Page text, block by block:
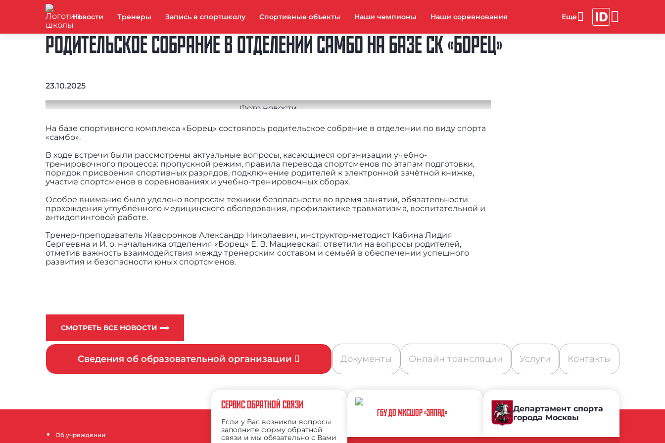
Новости Тренеры Запись в спортшколу Спортивные объекты Наши чемпионы Наши соревнования
РОДИТЕЛЬСКОЕ СОБРАНИЕ В ОТДЕЛЕНИИ САМБО НА БАЗЕ СК «БОРЕЦ»
23.10.2025
На базе спортивного комплекса «Борец» состоялось родительское собрание в отделении по виду спорта
«самбо».
В ходе встречи были рассмотрены актуальные вопросы, касающиеся организации учебно-
тренировочного процесса: пропускной режим, правила перевода спортсменов по этапам подготовки,
порядок присвоения спортивных разрядов, подключение родителей к электронной зачётной книжке,
участие спортсменов в соревнованиях и учебно-тренировочных сборах.
Особое внимание было уделено вопросам техники безопасности во время занятий, обязательности
прохождения углублённого медицинского обследования, профилактике травматизма, воспитательной и
антидопинговой работе.
Тренер-преподаватель Жаворонков Александр Николаевич, инструктор-методист Кабина Лидия
Сергеевна и И. о. начальника отделения «Борец» Е. В. Мациевская: ответили на вопросы родителей,
отметив важность взаимодействия между тренерским составом и семьёй в обеспечении успешного
развития и безопасности юных спортсменов.
СМОТРЕТЬ ВСЕ НОВОСТИ ⟹
Сведения об образовательной организации Документы Онлайн трансляции Услуги Контакты
Об учреждении
СЕРВИС ОБРАТНОЙ СВЯЗИ
Если у Вас возникли вопросы
заполните форму обратной
связи и мы обязательно с Вами
ГБУ ДО МКСШОР «ЗАПАД»
Департамент спорта
города Москвы